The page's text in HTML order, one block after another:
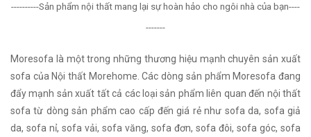
----------Sản phẩm nội thất mang lại sự hoàn hảo cho ngôi nhà của bạn----
-------
Moresofa là một trong những thương hiệu mạnh chuyên sản xuất
sofa của Nội thất Morehome. Các dòng sản phẩm Moresofa đang
đẩy mạnh sản xuất tất cả các loại sản phẩm liên quan đến nội thất
sofa từ dòng sản phẩm cao cấp đến giá rẻ như sofa da, sofa giả
da, sofa nỉ, sofa vải, sofa văng, sofa đơn, sofa đôi, sofa góc, sofa